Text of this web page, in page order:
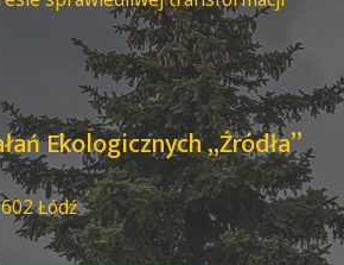
Ekologicznych „Źródła”
Łódź